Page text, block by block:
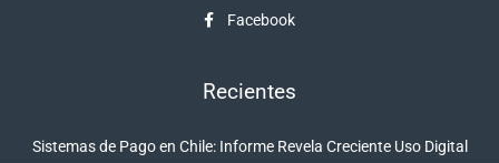
Facebook
Recientes
Sistemas de Pago en Chile: Informe Revela Creciente Uso Digital